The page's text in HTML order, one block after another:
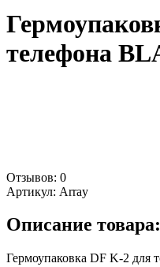
телефона
Отзывов: 0
Артикул: Array
Описание товара:
Гермоупаковка DF K-2 для